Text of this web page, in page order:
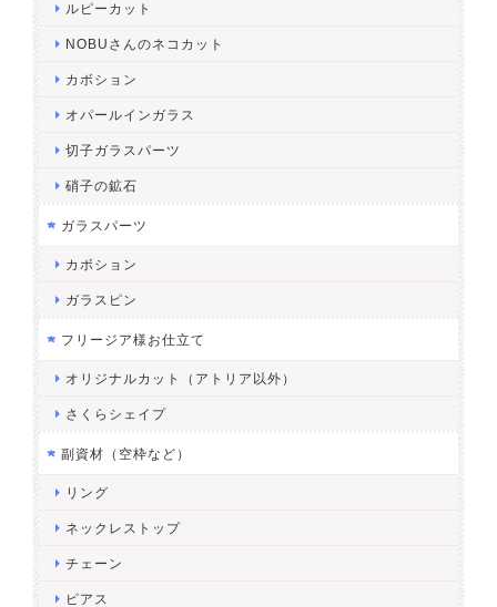
ルピーカット
NOBUさんのネコカット
カボション
オパールインガラス
切子ガラスパーツ
硝子の鉱石
ガラスパーツ
カボション
ガラスピン
フリージア様お仕立て
オリジナルカット（アトリア以外）
さくらシェイプ
副資材（空枠など）
リング
ネックレストップ
チェーン
ピアス